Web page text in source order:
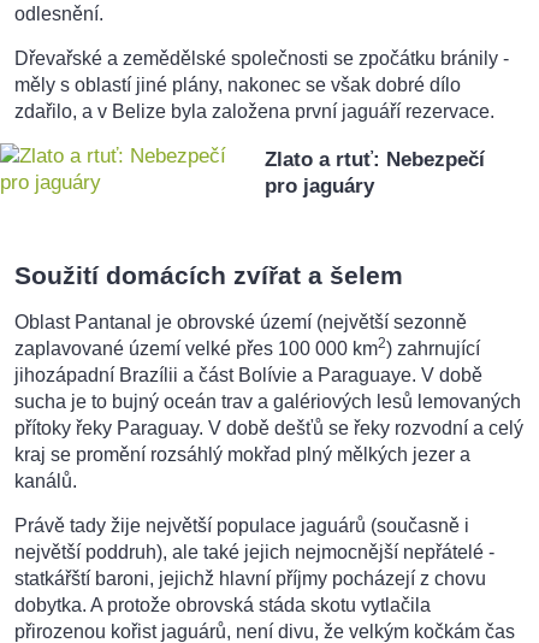
odlesnění.
Dřevařské a zemědělské společnosti se zpočátku bránily -
měly s oblastí jiné plány, nakonec se však dobré dílo
zdařilo, a v Belize byla založena první jaguáří rezervace.
Zlato a rtuť: Nebezpečí
pro jaguáry
Soužití domácích zvířat a šelem
Oblast Pantanal je obrovské území (největší sezonně
zaplavované území velké přes 100 000 km2) zahrnující
jihozápadní Brazílii a část Bolívie a Paraguaye. V době
sucha je to bujný oceán trav a galériových lesů lemovaných
přítoky řeky Paraguay. V době dešťů se řeky rozvodní a celý
kraj se promění rozsáhlý mokřad plný mělkých jezer a
kanálů.
Právě tady žije největší populace jaguárů (současně i
největší poddruh), ale také jejich nejmocnější nepřátelé -
statkářští baroni, jejichž hlavní příjmy pocházejí z chovu
dobytka. A protože obrovská stáda skotu vytlačila
přirozenou kořist jaguárů, není divu, že velkým kočkám čas